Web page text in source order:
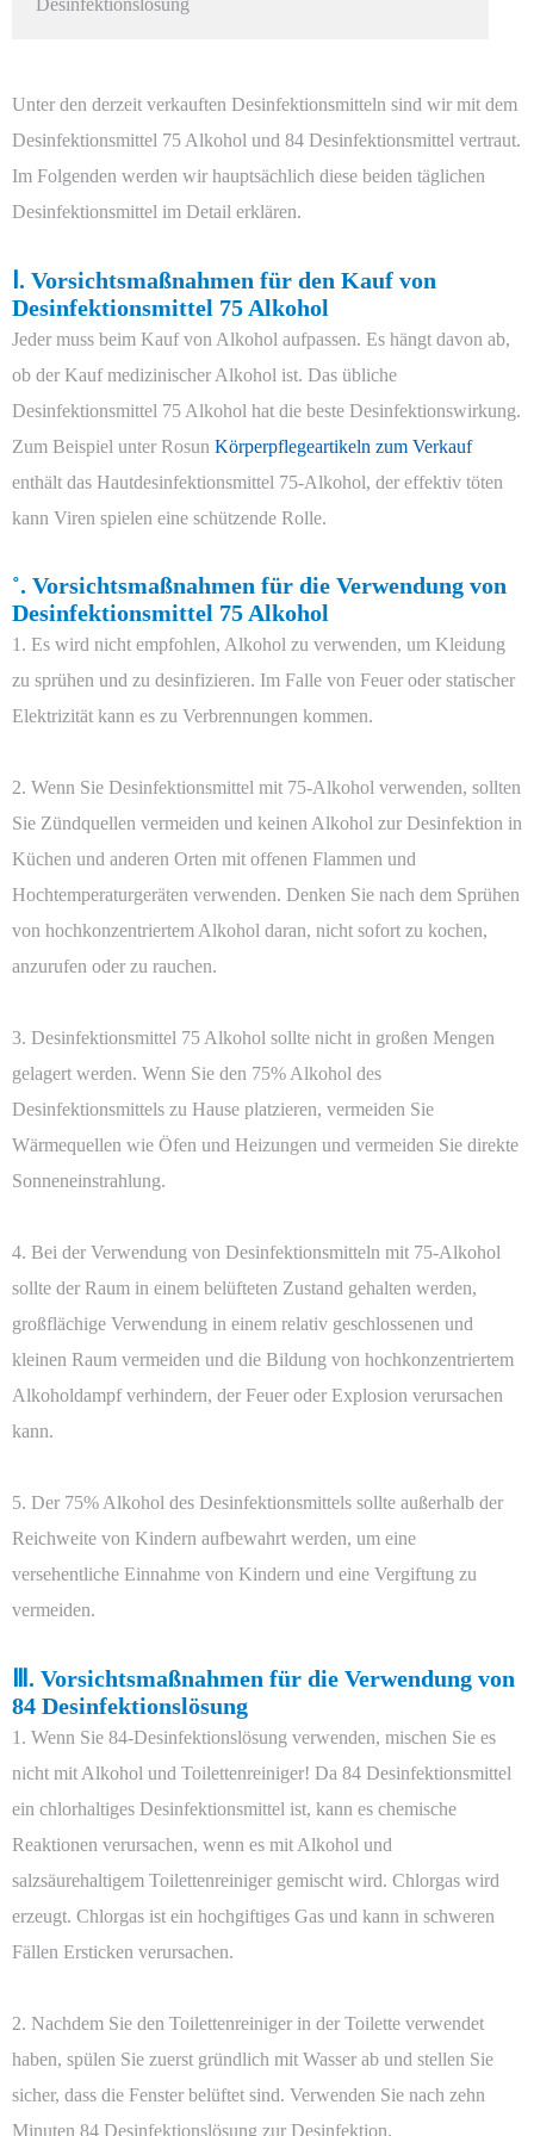
Desinfektionslösung
Unter den derzeit verkauften Desinfektionsmitteln sind wir mit dem
Desinfektionsmittel 75 Alkohol und 84 Desinfektionsmittel vertraut.
Im Folgenden werden wir hauptsächlich diese beiden täglichen
Desinfektionsmittel im Detail erklären.
Ⅰ. Vorsichtsmaßnahmen für den Kauf von
Desinfektionsmittel 75 Alkohol
Jeder muss beim Kauf von Alkohol aufpassen. Es hängt davon ab,
ob der Kauf medizinischer Alkohol ist. Das übliche
Desinfektionsmittel 75 Alkohol hat die beste Desinfektionswirkung.
Zum Beispiel unter Rosun Körperpflegeartikeln zum Verkauf
enthält das Hautdesinfektionsmittel 75-Alkohol, der effektiv töten
kann Viren spielen eine schützende Rolle.
˚. Vorsichtsmaßnahmen für die Verwendung von
Desinfektionsmittel 75 Alkohol
1. Es wird nicht empfohlen, Alkohol zu verwenden, um Kleidung
zu sprühen und zu desinfizieren. Im Falle von Feuer oder statischer
Elektrizität kann es zu Verbrennungen kommen.
2. Wenn Sie Desinfektionsmittel mit 75-Alkohol verwenden, sollten
Sie Zündquellen vermeiden und keinen Alkohol zur Desinfektion in
Küchen und anderen Orten mit offenen Flammen und
Hochtemperaturgeräten verwenden. Denken Sie nach dem Sprühen
von hochkonzentriertem Alkohol daran, nicht sofort zu kochen,
anzurufen oder zu rauchen.
3. Desinfektionsmittel 75 Alkohol sollte nicht in großen Mengen
gelagert werden. Wenn Sie den 75% Alkohol des
Desinfektionsmittels zu Hause platzieren, vermeiden Sie
Wärmequellen wie Öfen und Heizungen und vermeiden Sie direkte
Sonneneinstrahlung.
4. Bei der Verwendung von Desinfektionsmitteln mit 75-Alkohol
sollte der Raum in einem belüfteten Zustand gehalten werden,
großflächige Verwendung in einem relativ geschlossenen und
kleinen Raum vermeiden und die Bildung von hochkonzentriertem
Alkoholdampf verhindern, der Feuer oder Explosion verursachen
kann.
5. Der 75% Alkohol des Desinfektionsmittels sollte außerhalb der
Reichweite von Kindern aufbewahrt werden, um eine
versehentliche Einnahme von Kindern und eine Vergiftung zu
vermeiden.
Ⅲ. Vorsichtsmaßnahmen für die Verwendung von
84 Desinfektionslösung
1. Wenn Sie 84-Desinfektionslösung verwenden, mischen Sie es
nicht mit Alkohol und Toilettenreiniger! Da 84 Desinfektionsmittel
ein chlorhaltiges Desinfektionsmittel ist, kann es chemische
Reaktionen verursachen, wenn es mit Alkohol und
salzsäurehaltigem Toilettenreiniger gemischt wird. Chlorgas wird
erzeugt. Chlorgas ist ein hochgiftiges Gas und kann in schweren
Fällen Ersticken verursachen.
2. Nachdem Sie den Toilettenreiniger in der Toilette verwendet
haben, spülen Sie zuerst gründlich mit Wasser ab und stellen Sie
sicher, dass die Fenster belüftet sind. Verwenden Sie nach zehn
Minuten 84 Desinfektionslösung zur Desinfektion.